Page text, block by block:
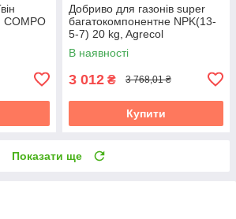
COMPO
Добриво для газонів super
багатокомпонентне NPK(13-
5-7) 20 kg, Agrecol
В наявності
3 012 ₴ 3 768,01 ₴
Купити
Показати ще